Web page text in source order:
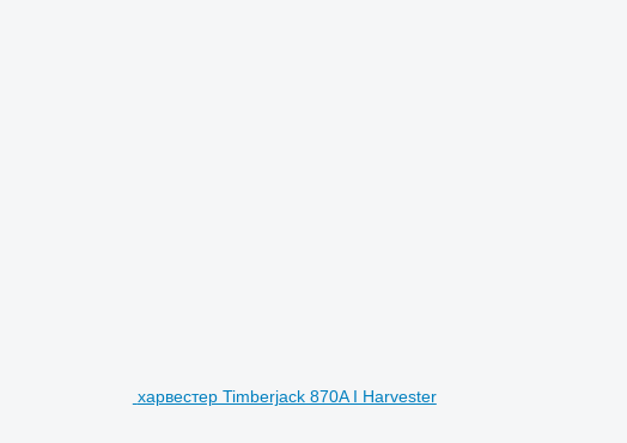
харвестер Timberjack 870A I Harvester